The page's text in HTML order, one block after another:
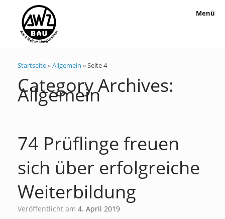
Menü
Startseite»Allgemein »Seite 4
Category Archives:
Allgemein
74 Prüflinge freuen
sich über erfolgreiche
Weiterbildung
Veröffentlicht am 4. April 2019